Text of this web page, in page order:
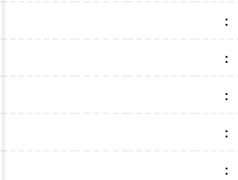
:
:
:
:
:
:
:
:
:
: